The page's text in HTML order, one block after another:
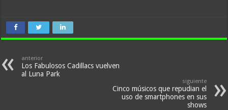
anterior
Los Fabulosos Cadillacs vuelven
al Luna Park
siguiente
Cinco músicos que repudian el
uso de smartphones en sus
shows